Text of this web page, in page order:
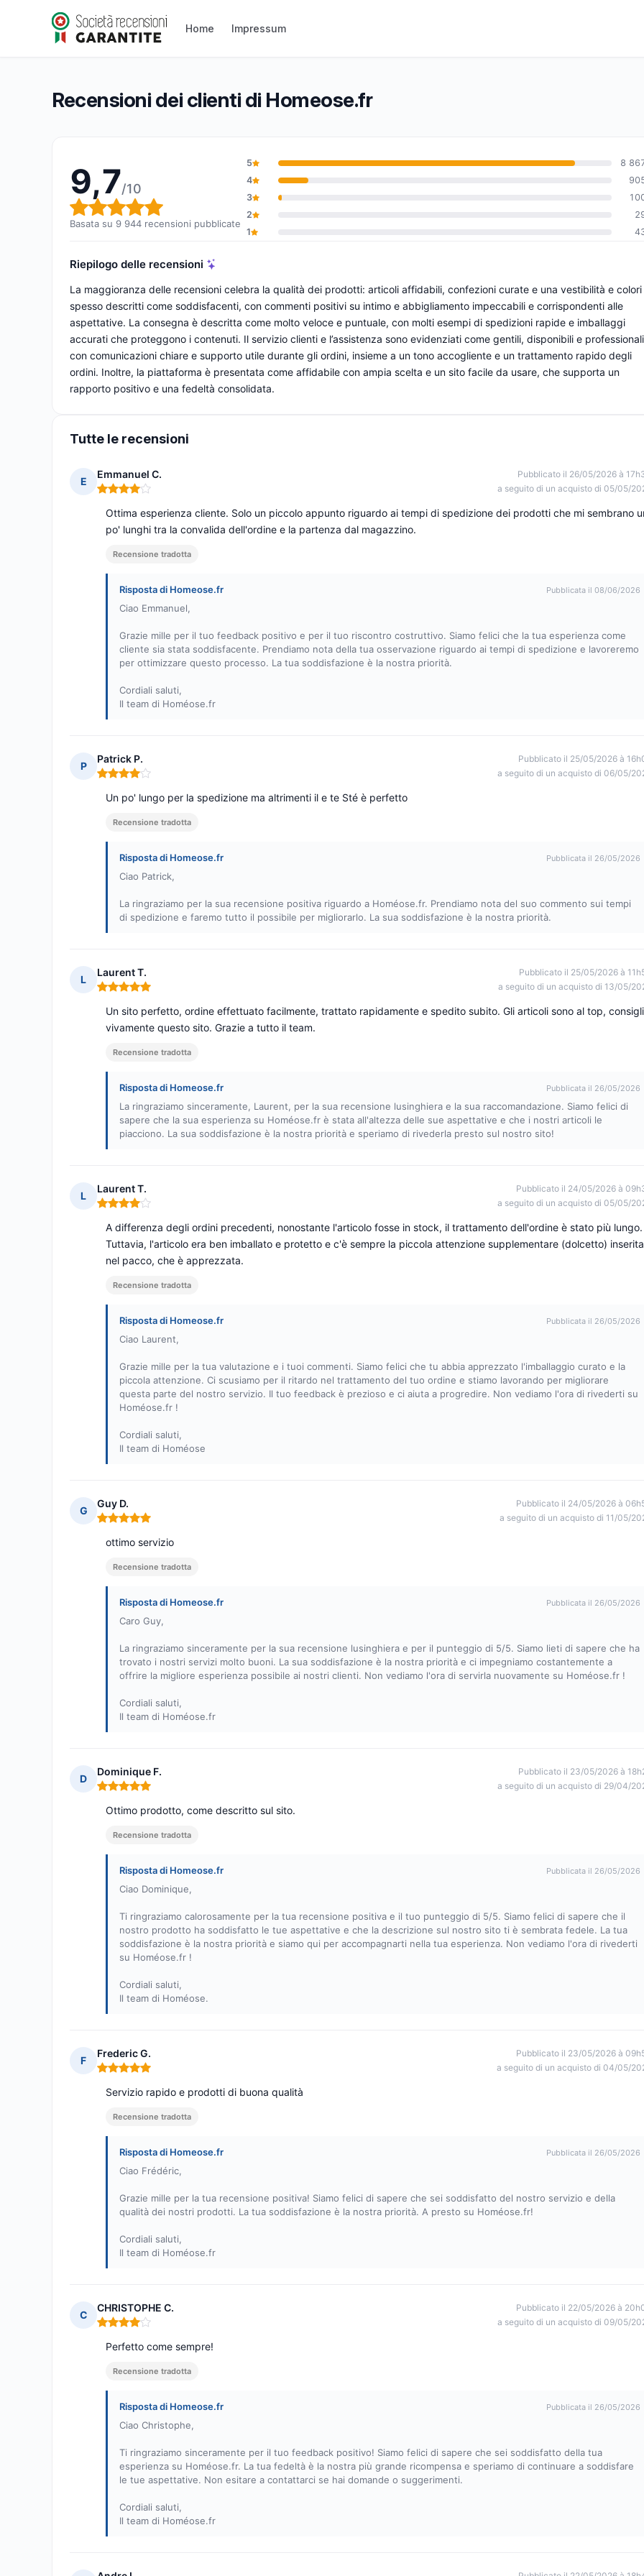
Home Impressum
Homeose.fr
Valutazione globale: 9,7 su 10
9,7/10(9 944 recensioni)
Recensioni dei clienti di Homeose.fr
9,7/10
Valutazione globale: 9,7 su 10
Basata su 9 944 recensioni pubblicate
5
8
4
3
2
1
Riepilogo delle recensioni
La maggioranza delle recensioni celebra la qualità dei prodotti: articoli affidabili, confezioni curate e una vestibilità e colori
spesso descritti come soddisfacenti, con commenti positivi su intimo e abbigliamento impeccabili e corrispondenti alle
aspettative. La consegna è descritta come molto veloce e puntuale, con molti esempi di spedizioni rapide e imballaggi
accurati che proteggono i contenuti. Il servizio clienti e l’assistenza sono evidenziati come gentili, disponibili e
con comunicazioni chiare e supporto utile durante gli ordini, insieme a un tono accogliente e un trattamento rapido degli
ordini. Inoltre, la piattaforma è presentata come affidabile con ampia scelta e un sito facile da usare, che supporta un
rapporto positivo e una fedeltà consolidata.
Tutte le recensioni
E
Emmanuel C.
Nota: 4 su 5
Pubblicato il 26/05/2026 à
a seguito di un acquisto di 05/05/
Ottima esperienza cliente. Solo un piccolo appunto riguardo ai tempi di spedizione dei prodotti che mi sembrano
po' lunghi tra la convalida dell'ordine e la partenza dal magazzino.
Recensione tradotta
Risposta di Homeose.fr Pubblicata il 08/06/2026
Ciao Emmanuel,
Grazie mille per il tuo feedback positivo e per il tuo riscontro costruttivo. Siamo felici che la tua esperienza come
cliente sia stata soddisfacente. Prendiamo nota della tua osservazione riguardo ai tempi di spedizione e lavoreremo
per ottimizzare questo processo. La tua soddisfazione è la nostra priorità.
Cordiali saluti,
Il team di Homéose.fr
P
Patrick P.
Nota: 4 su 5
Pubblicato il 25/05/2026 à
a seguito di un acquisto di 06/05/
Un po' lungo per la spedizione ma altrimenti il e te Sté è perfetto
Recensione tradotta
Risposta di Homeose.fr Pubblicata il 26/05/2026
Ciao Patrick,
La ringraziamo per la sua recensione positiva riguardo a Homéose.fr. Prendiamo nota del suo commento sui tempi
di spedizione e faremo tutto il possibile per migliorarlo. La sua soddisfazione è la nostra priorità.
L
Laurent T.
Nota: 5 su 5
Pubblicato il 25/05/2026 à
a seguito di un acquisto di 13/05/
Un sito perfetto, ordine effettuato facilmente, trattato rapidamente e spedito subito. Gli articoli sono al top,
vivamente questo sito. Grazie a tutto il team.
Recensione tradotta
Risposta di Homeose.fr Pubblicata il 26/05/2026
La ringraziamo sinceramente, Laurent, per la sua recensione lusinghiera e la sua raccomandazione. Siamo felici di
sapere che la sua esperienza su Homéose.fr è stata all'altezza delle sue aspettative e che i nostri articoli le
piacciono. La sua soddisfazione è la nostra priorità e speriamo di rivederla presto sul nostro sito!
L
Laurent T.
Nota: 4 su 5
Pubblicato il 24/05/2026 à
a seguito di un acquisto di 05/05/
A differenza degli ordini precedenti, nonostante l'articolo fosse in stock, il trattamento dell'ordine è stato più lungo.
Tuttavia, l'articolo era ben imballato e protetto e c'è sempre la piccola attenzione supplementare (dolcetto) inserita
nel pacco, che è apprezzata.
Recensione tradotta
Risposta di Homeose.fr Pubblicata il 26/05/2026
Ciao Laurent,
Grazie mille per la tua valutazione e i tuoi commenti. Siamo felici che tu abbia apprezzato l'imballaggio curato e la
piccola attenzione. Ci scusiamo per il ritardo nel trattamento del tuo ordine e stiamo lavorando per migliorare
questa parte del nostro servizio. Il tuo feedback è prezioso e ci aiuta a progredire. Non vediamo l'ora di rivederti su
Homéose.fr !
Cordiali saluti,
Il team di Homéose
G
Guy D.
Nota: 5 su 5
Pubblicato il 24/05/2026 à
a seguito di un acquisto di 11/05/
ottimo servizio
Recensione tradotta
Risposta di Homeose.fr Pubblicata il 26/05/2026
Caro Guy,
La ringraziamo sinceramente per la sua recensione lusinghiera e per il punteggio di 5/5. Siamo lieti di sapere che ha
trovato i nostri servizi molto buoni. La sua soddisfazione è la nostra priorità e ci impegniamo costantemente a
offrire la migliore esperienza possibile ai nostri clienti. Non vediamo l'ora di servirla nuovamente su Homéose.fr !
Cordiali saluti,
Il team di Homéose.fr
D
Dominique F.
Nota: 5 su 5
Pubblicato il 23/05/2026 à
a seguito di un acquisto di 29/04/
Ottimo prodotto, come descritto sul sito.
Recensione tradotta
Risposta di Homeose.fr Pubblicata il 26/05/2026
Ciao Dominique,
Ti ringraziamo calorosamente per la tua recensione positiva e il tuo punteggio di 5/5. Siamo felici di sapere che il
nostro prodotto ha soddisfatto le tue aspettative e che la descrizione sul nostro sito ti è sembrata fedele. La tua
soddisfazione è la nostra priorità e siamo qui per accompagnarti nella tua esperienza. Non vediamo l'ora di rivederti
su Homéose.fr !
Cordiali saluti,
Il team di Homéose.
F
Frederic G.
Nota: 5 su 5
Pubblicato il 23/05/2026 à
a seguito di un acquisto di 04/05/
Servizio rapido e prodotti di buona qualità
Recensione tradotta
Risposta di Homeose.fr Pubblicata il 26/05/2026
Ciao Frédéric,
Grazie mille per la tua recensione positiva! Siamo felici di sapere che sei soddisfatto del nostro servizio e della
qualità dei nostri prodotti. La tua soddisfazione è la nostra priorità. A presto su Homéose.fr!
Cordiali saluti,
Il team di Homéose.fr
C
CHRISTOPHE C.
Nota: 4 su 5
Pubblicato il 22/05/2026 à
a seguito di un acquisto di 09/05/
Perfetto come sempre!
Recensione tradotta
Risposta di Homeose.fr Pubblicata il 26/05/2026
Ciao Christophe,
Ti ringraziamo sinceramente per il tuo feedback positivo! Siamo felici di sapere che sei soddisfatto della tua
esperienza su Homéose.fr. La tua fedeltà è la nostra più grande ricompensa e speriamo di continuare a soddisfare
le tue aspettative. Non esitare a contattarci se hai domande o suggerimenti.
Cordiali saluti,
Il team di Homéose.fr